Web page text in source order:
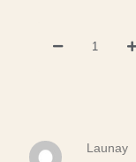
roselin
Launay